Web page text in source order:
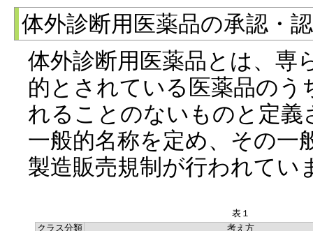
体外診断用医薬品の承認・
体外診断用医薬品とは、専
的とされている医薬品のう
れることのないものと定義
一般的名称を定め、その一
製造販売規制が行われてい
表１
クラス分類
考え方